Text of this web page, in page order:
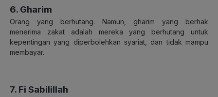
6. Gharim
Orang yang berhutang. Namun, gharim yang berhak
menerima zakat adalah mereka yang berhutang untuk
kepentingan yang diperbolehkan syariat, dan tidak mampu
membayar.
7. Fi Sabilillah